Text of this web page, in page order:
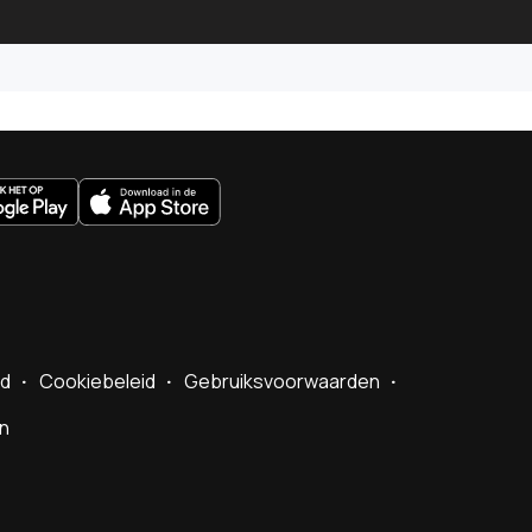
Cookiebeleid
Gebruiksvoorwaarden